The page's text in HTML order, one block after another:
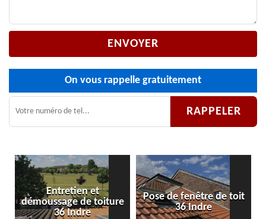
On vous rappelle gratuitement
Entretien et
démoussage de toiture
36 Indre
Pose de fenêtre de toit
36 Indre